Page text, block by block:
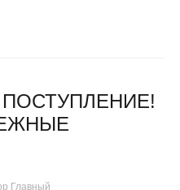
Главный